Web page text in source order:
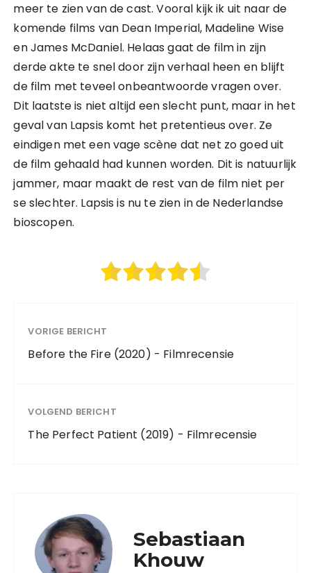
meer te zien van de cast. Vooral kijk ik uit naar de
komende films van Dean Imperial, Madeline Wise
en James McDaniel. Helaas gaat de film in zijn
derde akte te snel door zijn verhaal heen en blijft
de film met teveel onbeantwoorde vragen over.
Dit laatste is niet altijd een slecht punt, maar in het
geval van Lapsis komt het pretentieus over. Ze
eindigen met een vage scène dat net zo goed uit
de film gehaald had kunnen worden. Dit is natuurlijk
jammer, maar maakt de rest van de film niet per
se slechter. Lapsis is nu te zien in de Nederlandse
bioscopen.
VORIGE BERICHT
Before the Fire (2020) - Filmrecensie
VOLGEND BERICHT
The Perfect Patient (2019) - Filmrecensie
Sebastiaan
Khouw